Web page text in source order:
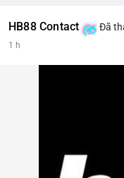
HB88 Contact Đã
1 h